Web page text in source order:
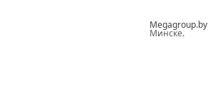
Megagroup.by
Минске.